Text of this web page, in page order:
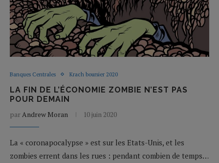
Banques Centrales Krach boursier 2020
LA FIN DE L’ÉCONOMIE ZOMBIE N’EST PAS
POUR DEMAIN
parAndrew Moran 10 juin 2020
La « coronapocalypse » est sur les Etats-Unis, et les
zombies errent dans les rues : pendant combien de temps…